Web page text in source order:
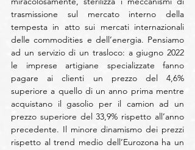
trasmissione sul mercato interno della
tempesta in atto sui mercati internazionali
delle commodities e dell’energia. Pensiamo
ad un servizio di un trasloco: a giugno 2022
le imprese artigiane specializzate fanno
pagare ai clienti un prezzo del 4,6%
superiore a quello di un anno prima mentre
acquistano il gasolio per il camion ad un
prezzo superiore del 33,9% rispetto all’anno
precedente. Il minore dinamismo dei prezzi
rispetto al trend medio dell’Eurozona ha un